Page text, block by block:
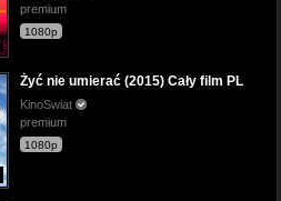
premium
1080p
Żyć nie umierać (2015) Cały film PL
KinoSwiat
premium
1080p